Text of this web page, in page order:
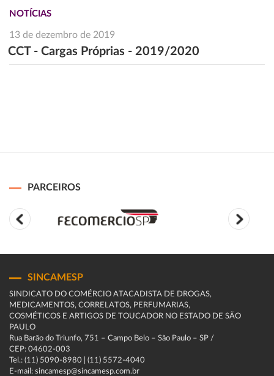
NOTÍCIAS
13 de dezembro de 2019
CCT - Cargas Próprias - 2019/2020
PARCEIROS
SINCAMESP
SINDICATO DO COMÉRCIO ATACADISTA DE DROGAS,
MEDICAMENTOS, CORRELATOS, PERFUMARIAS,
COSMÉTICOS E ARTIGOS DE TOUCADOR NO ESTADO DE SÃO
PAULO
Rua Barão do Triunfo, 751 – Campo Belo – São Paulo – SP /
CEP: 04602-003
Tel.: (11) 5090-8980 | (11) 5572-4040
E-mail: sincamesp@sincamesp.com.br